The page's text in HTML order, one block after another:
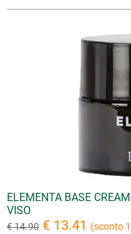
ELEMENTA BASE
VISO
€ 14.90 € 13.41 (sconto